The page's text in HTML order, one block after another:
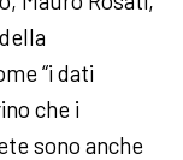
“i dati
che i
sono anche